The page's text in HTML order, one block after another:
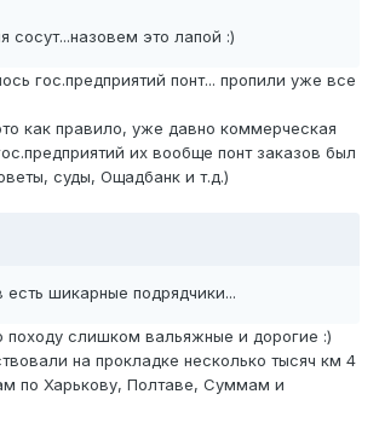
сосут...назовем это лапой :)
гос.предприятий понт... пропили уже все
как правило, уже давно коммерческая
их вообще понт заказов был
суды, Ощадбанк и т.д.)
шикарные подрядчики...
походу слишком вальяжные и дорогие :)
на прокладке несколько тысяч км 4
по Харькову, Полтаве, Суммам и